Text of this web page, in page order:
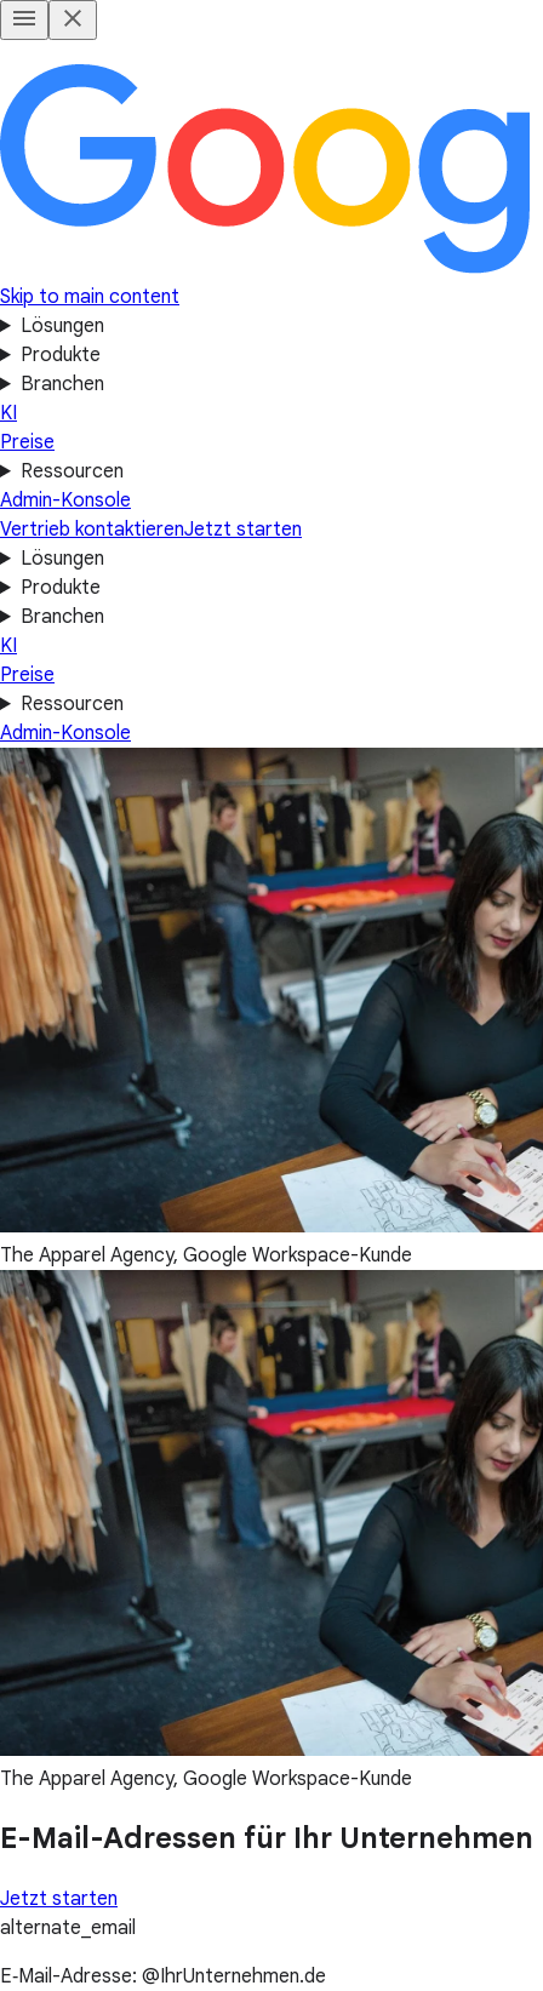
Skip to main content
Lösungen
Produkte
Branchen
KI
Preise
Ressourcen
Admin-Konsole
Vertrieb kontaktierenJetzt starten
Lösungen
Produkte
Branchen
KI
Preise
Ressourcen
Admin-Konsole
The Apparel Agency, Google Workspace-Kunde
The Apparel Agency, Google Workspace-Kunde
E-Mail-Adressen für Ihr Unternehmen
Jetzt starten
alternate_email
E‑Mail-Adresse: @IhrUnternehmen.de